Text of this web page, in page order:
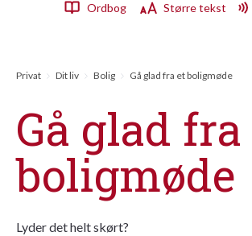
Ordbog Større tekst
Privat Dit liv Bolig Gå glad fra et boligmøde
Gå glad
boligmøde
Lyder det helt skørt?